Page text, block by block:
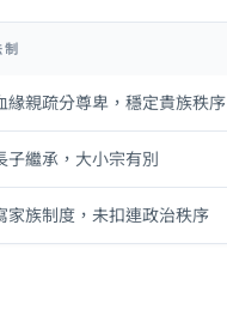
緣親疏分尊卑，穩定貴族秩序
子繼承，大小宗有別
家族制度，未扣連政治秩序